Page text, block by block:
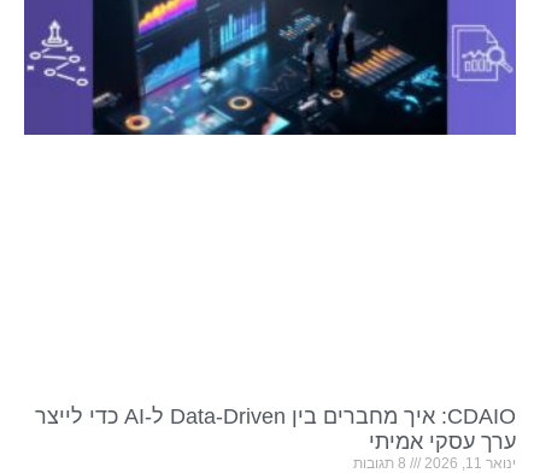
CDAIO: איך מחברים בין Data-Driven ל-AI כדי לייצר
ערך עסקי אמיתי
ינואר 11, 2026